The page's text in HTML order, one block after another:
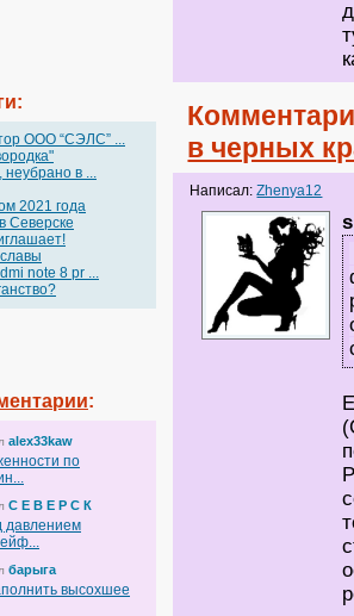
OOO “СЭЛС” ...
неубрано в ...
2021 года
Северске
note 8 pr ...
:
alex33kaw
по
С Е В Е Р С К
давлением
барыга
высохшее
в черных
Написал:Zhenya12